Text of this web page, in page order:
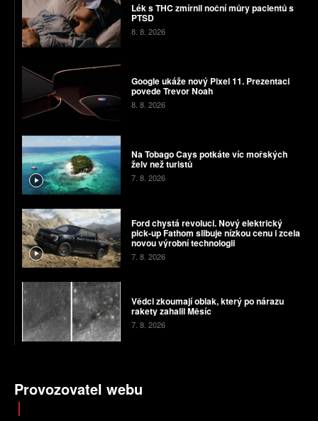
Lék s THC zmírnil noční můry pacientů s
PTSD
8. 8. 2026
Google ukáže nový Pixel 11. Prezentaci
povede Trevor Noah
8. 8. 2026
Na Tobago Cays potkáte víc mořských
želv než turistů
7. 8. 2026
Ford chystá revoluci. Nový elektrický
pick-up Fathom slibuje nízkou cenu i zcela
novou výrobní technologii
7. 8. 2026
Vědci zkoumají oblak, který po nárazu
rakety zahalil Měsíc
7. 8. 2026
Provozovatel webu